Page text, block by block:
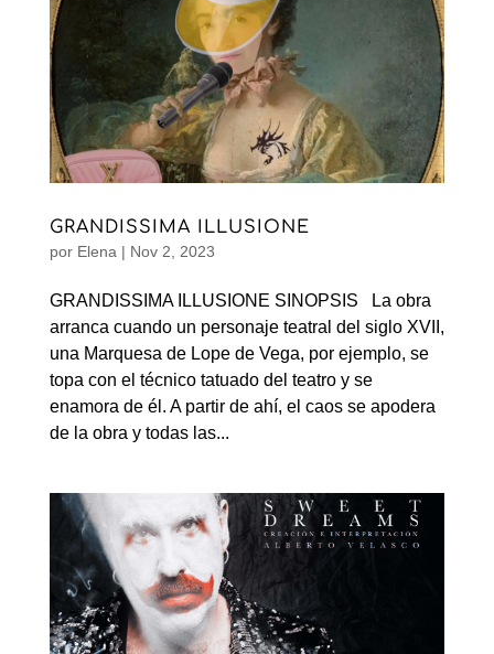
GRANDISSIMA ILLUSIONE
por Elena| Nov 2, 2023
GRANDISSIMA ILLUSIONE SINOPSIS La obra
arranca cuando un personaje teatral del siglo XVII,
una Marquesa de Lope de Vega, por ejemplo, se
topa con el técnico tatuado del teatro y se
enamora de él. A partir de ahí, el caos se apodera
de la obra y todas las...